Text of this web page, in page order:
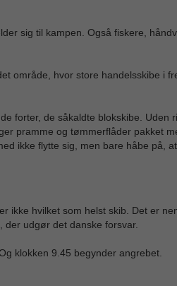
sig til kampen. Også fiskere,
område, hvor store handelsskibe i
forter, de såkaldte blokskibe. Uden
pramme og tømmerflåder pakket
ikke flytte sig, men bare håbe på,
ikke hvilket som helst skib. Det er
der udgør det danske forsvar.
klokken 9.45 begynder angrebet.